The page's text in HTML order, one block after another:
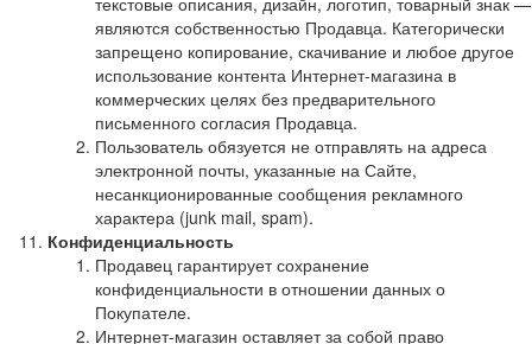
являются собственностью Продавца. Категорически
запрещено копирование, скачивание и любое другое
использование контента Интернет-магазина в
коммерческих целях без предварительного
письменного согласия Продавца.
Пользователь обязуется не отправлять на адреса
электронной почты, указанные на Сайте,
несанкционированные сообщения рекламного
характера (junk mail, spam).
Конфиденциальность
Продавец гарантирует сохранение
конфиденциальности в отношении данных о
Покупателе.
Интернет-магазин оставляет за собой право